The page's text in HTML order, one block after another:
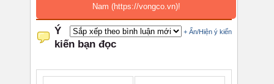
Nam (https://vongco.vn)!